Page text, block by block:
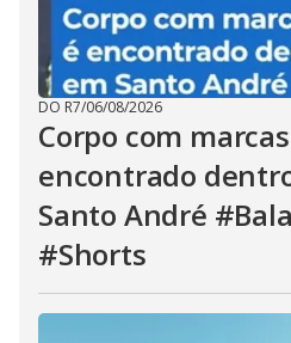
DO R7/06/08/2026
Corpo com
encontrado
Santo André
#Shorts